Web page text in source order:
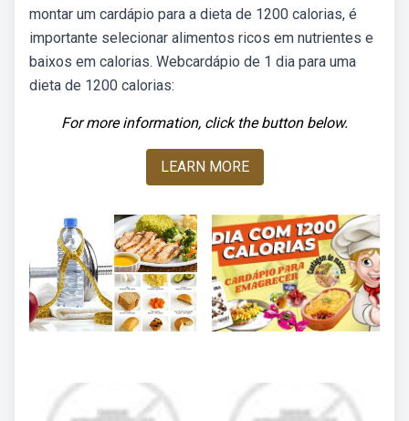
montar um cardápio para a dieta de 1200 calorias, é
importante selecionar alimentos ricos em nutrientes e
baixos em calorias. Webcardápio de 1 dia para uma
dieta de 1200 calorias:
For more information, click the button below.
LEARN MORE